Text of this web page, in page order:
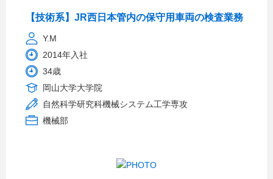
【技術系】JR西日本管内の保守用車両の検査業務
Y.M
2014年入社
34歳
岡山大学大学院
自然科学研究科機械システム工学専攻
機械部